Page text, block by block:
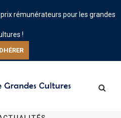
rémunérateurs pour les grandes
!